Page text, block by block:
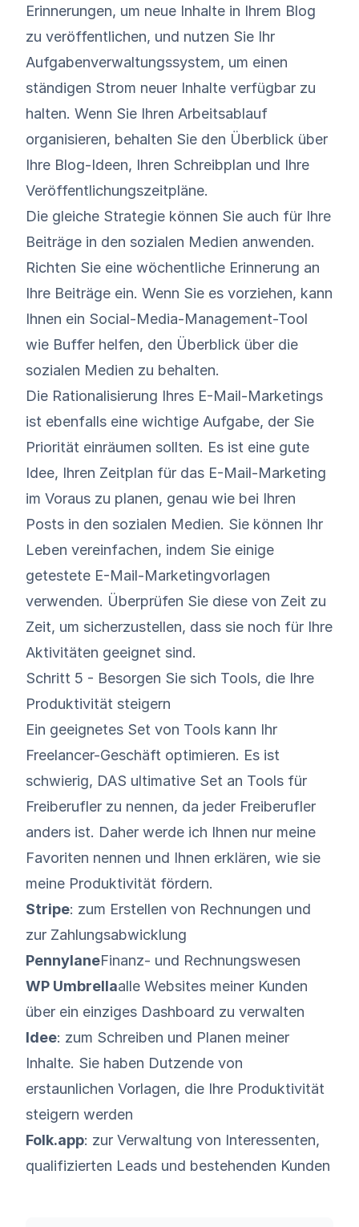
Erinnerungen, um neue Inhalte in Ihrem Blog
zu veröffentlichen, und nutzen Sie Ihr
Aufgabenverwaltungssystem, um einen
ständigen Strom neuer Inhalte verfügbar zu
halten. Wenn Sie Ihren Arbeitsablauf
organisieren, behalten Sie den Überblick über
Ihre Blog-Ideen, Ihren Schreibplan und Ihre
Veröffentlichungszeitpläne.
Die gleiche Strategie können Sie auch für Ihre
Beiträge in den sozialen Medien anwenden.
Richten Sie eine wöchentliche Erinnerung an
Ihre Beiträge ein. Wenn Sie es vorziehen, kann
Ihnen ein Social-Media-Management-Tool
wie Buffer helfen, den Überblick über die
sozialen Medien zu behalten.
Die Rationalisierung Ihres E-Mail-Marketings
ist ebenfalls eine wichtige Aufgabe, der Sie
Priorität einräumen sollten. Es ist eine gute
Idee, Ihren Zeitplan für das E-Mail-Marketing
im Voraus zu planen, genau wie bei Ihren
Posts in den sozialen Medien. Sie können Ihr
Leben vereinfachen, indem Sie einige
getestete E-Mail-Marketingvorlagen
verwenden. Überprüfen Sie diese von Zeit zu
Zeit, um sicherzustellen, dass sie noch für Ihre
Aktivitäten geeignet sind.
Schritt 5 - Besorgen Sie sich Tools, die Ihre
Produktivität steigern
Ein geeignetes Set von Tools kann Ihr
Freelancer-Geschäft optimieren. Es ist
schwierig, DAS ultimative Set an Tools für
Freiberufler zu nennen, da jeder Freiberufler
anders ist. Daher werde ich Ihnen nur meine
Favoriten nennen und Ihnen erklären, wie sie
meine Produktivität fördern.
Stripe: zum Erstellen von Rechnungen und
zur Zahlungsabwicklung
PennylaneFinanz- und Rechnungswesen
WP Umbrellaalle Websites meiner Kunden
über ein einziges Dashboard zu verwalten
Idee: zum Schreiben und Planen meiner
Inhalte. Sie haben Dutzende von
erstaunlichen Vorlagen, die Ihre Produktivität
steigern werden
Folk.app: zur Verwaltung von Interessenten,
qualifizierten Leads und bestehenden Kunden